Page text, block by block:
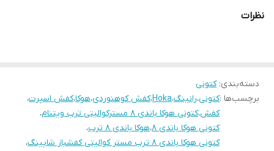
نظرات
دسته‌بندی:کتونی
برچسب‌ها :کتونی،رانینگ،Hoka،کفش کوهنوردی،هوکا،کفش اسپرت،
کفش،کتونی هوکا باندی ۸ مسترکوالیتی ترب ویتنام
،
کتونی هوکا باندی ۸ ،هوکا باندی ۸ ترب
،
کتونی هوکا باندی ۸ ترب مستر کوالیتی کفشباز شاپینگ
،